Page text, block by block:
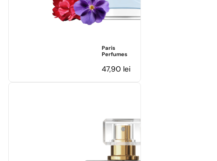
Paris
Perfumes
47,90 lei